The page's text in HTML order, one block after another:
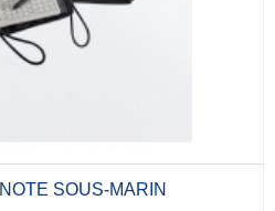
SOUS-MARIN